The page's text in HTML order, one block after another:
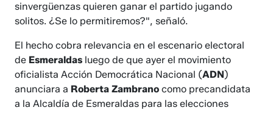
sinvergüenzas quieren ganar el partido jugando
solitos. ¿Se lo permitiremos?", señaló.
El hecho cobra relevancia en el escenario electoral
de Esmeraldas luego de que ayer el movimiento
oficialista Acción Democrática Nacional (ADN)
anunciara a Roberta Zambrano como precandidata
a la Alcaldía de Esmeraldas para las elecciones